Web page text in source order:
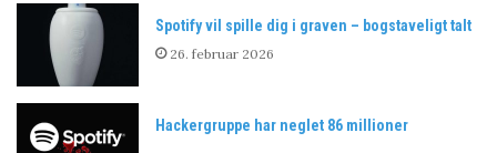
Spotify vil spille dig i graven – bogstaveligt talt
26. februar 2026
Hackergruppe har neglet 86 millioner